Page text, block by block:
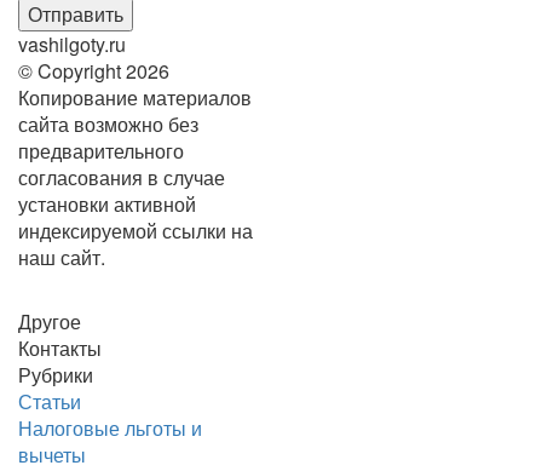
vashilgoty.ru
© Copyright 2026
Копирование материалов
сайта возможно без
предварительного
согласования в случае
установки активной
индексируемой ссылки на
наш сайт.
Другое
Контакты
Рубрики
Статьи
Налоговые льготы и
вычеты